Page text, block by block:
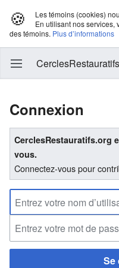
🍪
Les témoins (cookies)
En utilisant nos services,
des témoins. Plus d’informations
Connexion
CerclesRestauratifs.org
vous.
Connectez-vous pour
Se